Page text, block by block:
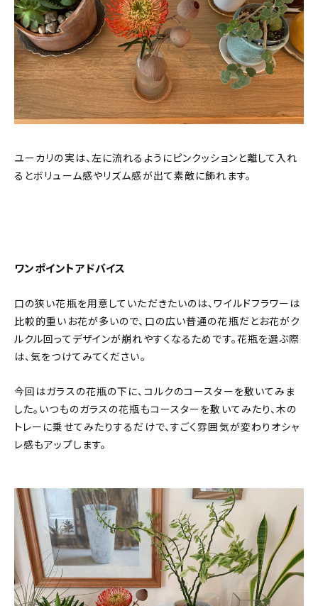
ユーカリの実は、左に流れるようにピンクッションと離して入れ
るとボリューム感やリズム感が出て素敵に飾れます。
ワンポイントアドバイス
口の狭い花瓶を用意していただきたいのは、ワイルドフラワーは
比較的重いお花が多いので、口の広い普通の花瓶だとお花がク
ルクル回ってデザインが崩れやすくなるためです。花瓶を選ぶ際
は、気をつけてみてください。
今回はガラスの花瓶の下に、コルクのコースターを敷いてみま
した。いつものガラスの花瓶もコースターを敷いてみたり、木の
トレーに乗せてみたりするだけで、すごく雰囲気が変わりオシャ
レ感もアップします。